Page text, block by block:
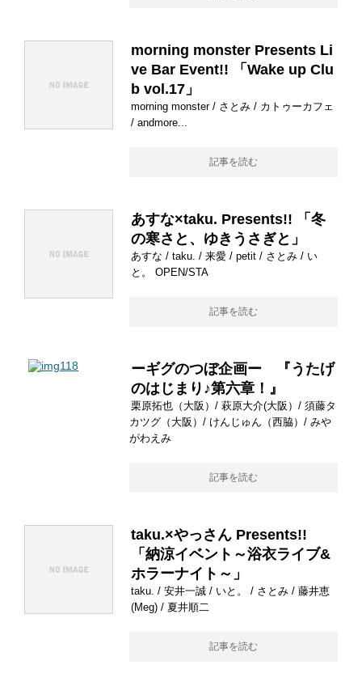
morning monster Presents Li
ve Bar Event!! 「Wake up Clu
b vol.17」
morning monster / さとみ / カトゥーカフェ
/ andmore...
記事を読む
あすな×taku. Presents!! 「冬
の寒さと、ゆきうさぎと」
あすな / taku. / 来愛 / petit / さとみ / い
と。 OPEN/STA
記事を読む
ーギグのつぼ企画ー 『うたげ
のはじまり♪第六章！』
栗原拓也（大阪）/ 萩原大介(大阪）/ 須藤タ
カツグ（大阪）/ けんじゅん（西脇）/ みや
がわえみ
記事を読む
taku.×やっさん Presents!!
「納涼イベント～浴衣ライブ&
ホラーナイト～」
taku. / 安井一誠 / いと。 / さとみ / 藤井恵
(Meg) / 夏井順二
記事を読む